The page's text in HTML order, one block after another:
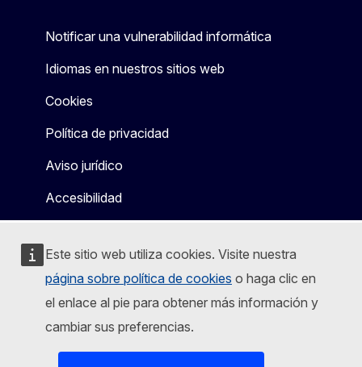
Este sitio web utiliza cookies. Visite nuestra
página sobre política de cookies o haga clic en
el enlace al pie para obtener más información y
cambiar sus preferencias.
Notificar una vulnerabilidad informática
Idiomas en nuestros sitios web
Cookies
Política de privacidad
Aviso jurídico
Accesibilidad